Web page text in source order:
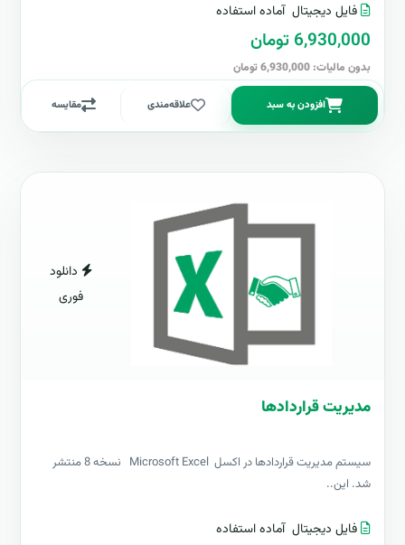
فایل دیجیتال آماده استفاده
6,930,000 تومان
بدون مالیات: 6,930,000 تومان
افزودن به سبد علاقه‌مندی مقایسه
دانلود
فوری
مدیریت قراردادها
سیستم مدیریت قراردادها در اکسل Microsoft Excel نسخه 8 منتشر
شد. این..
فایل دیجیتال آماده استفاده